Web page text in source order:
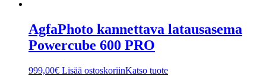
AgfaPhoto kannettava latausasema
Powercube 600 PRO
999,00€ Lisää ostoskoriinKatso tuote